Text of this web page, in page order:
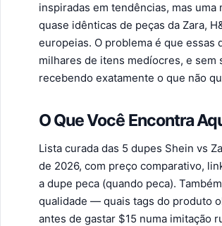
inspiradas em tendências, mas uma
quase idênticas de peças da Zara,
europeias. O problema é que essas
milhares de itens medíocres, e sem
recebendo exatamente o que não
O Que Você Encontra
Lista curada das 5 dupes Shein vs
de 2026, com preço comparativo,
a dupe peca (quando peca).
qualidade — quais tags do produto
antes de gastar $15 numa imitação